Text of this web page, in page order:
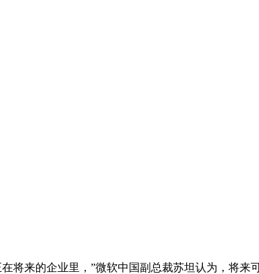
在将来的企业里，”微软中国副总裁苏坦认为，将来